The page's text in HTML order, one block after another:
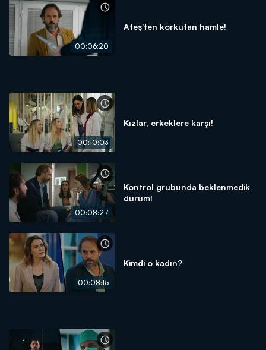
00:06:20
Ateş'ten korkutan hamle!
00:10:03
Kızlar, erkeklere karşı!
00:08:27
Kontrol grubunda beklenmedik
durum!
00:08:15
Kimdi o kadın?